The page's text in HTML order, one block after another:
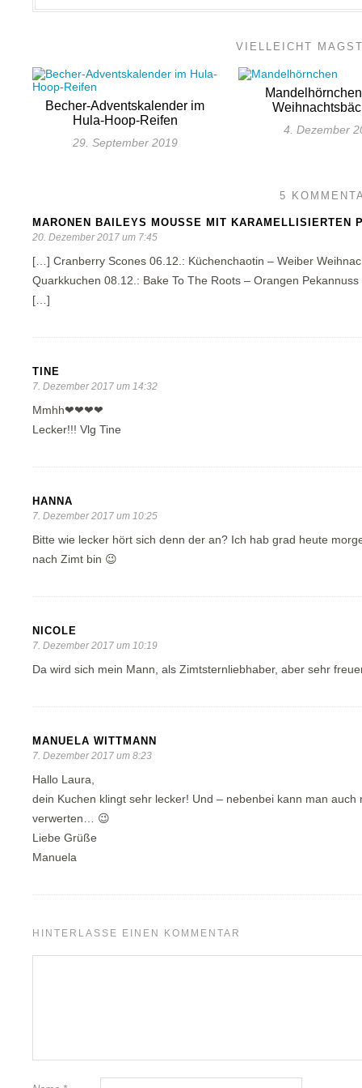
VIELLEICHT
Becher-Adventskalender im
Hula-Hoop-Reifen
29. September 2019
4. Dezember
5
MARONEN BAILEYS MOUSSE MIT KARAMELLISIERTEN
20. Dezember 2017 um 7:45
[…] Cranberry Scones 06.12.: Küchenchaotin – Weiber
Quarkkuchen 08.12.: Bake To The Roots – Orangen
[…]
TINE
7. Dezember 2017 um 14:32
Mmhh❤❤❤❤
Lecker!!! Vlg Tine
HANNA
7. Dezember 2017 um 10:25
Bitte wie lecker hört sich denn der an? Ich hab grad heute
nach Zimt bin 😉
NICOLE
7. Dezember 2017 um 10:19
Da wird sich mein Mann, als Zimtsternliebhaber, aber sehr
MANUELA WITTMANN
7. Dezember 2017 um 8:23
Hallo Laura,
dein Kuchen klingt sehr lecker! Und – nebenbei kann man
verwerten… 😉
Liebe Grüße
Manuela
HINTERLASSE EINEN KOMMENTAR